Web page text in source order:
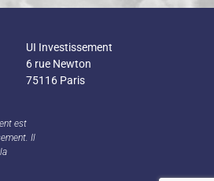
UI Investissement
6 rue Newton
75116 Paris
est
Il